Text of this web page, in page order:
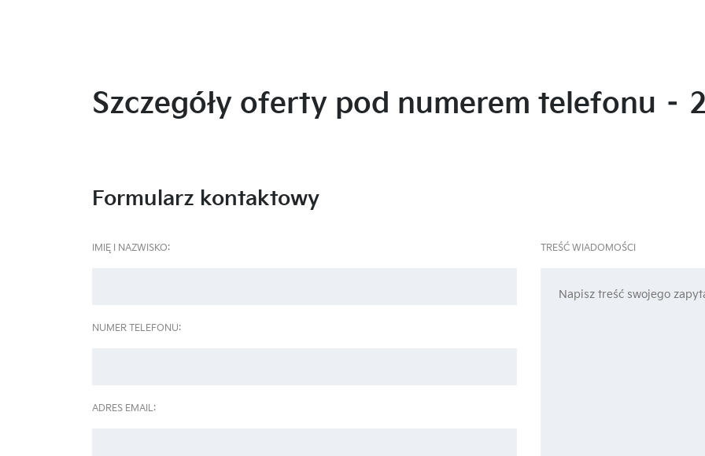
Szczegóły oferty pod numerem telefonu –
Formularz kontaktowy
IMIĘ I NAZWISKO:
NUMER TELEFONU:
ADRES EMAIL:
TREŚĆ WIADOMOŚCI